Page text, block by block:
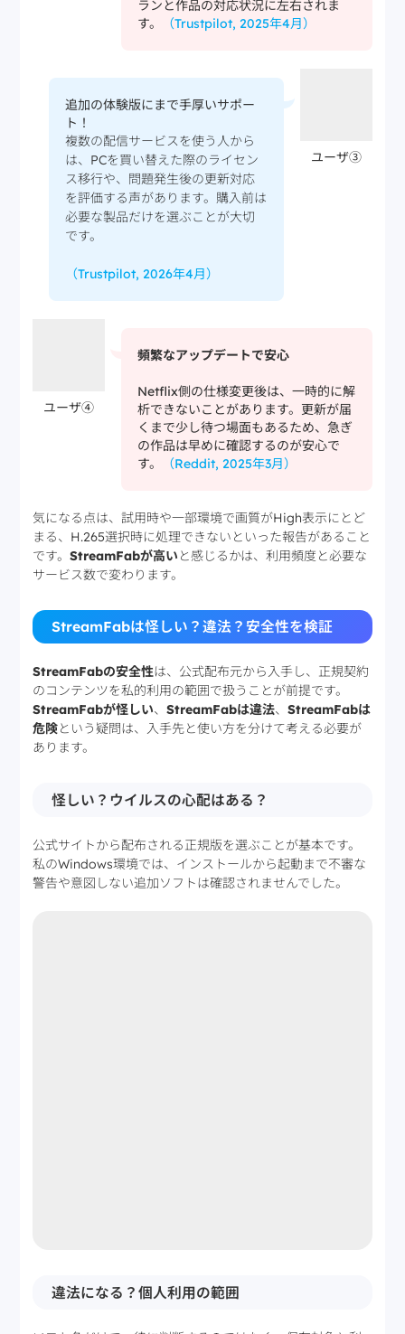
ランと作品の対応状況に左右されま
す。
（Trustpilot, 2025年4月）
ユーザ③
追加の体験版にまで手厚いサポー
ト！
複数の配信サービスを使う人から
は、PCを買い替えた際のライセン
ス移行や、問題発生後の更新対応
を評価する声があります。購入前は
必要な製品だけを選ぶことが大切
です。
（Trustpilot, 2026年4月）
ユーザ④
頻繁なアップデートで安心
Netflix側の仕様変更後は、一時的に解
析できないことがあります。更新が届
くまで少し待つ場面もあるため、急ぎ
の作品は早めに確認するのが安心で
す。
（Reddit, 2025年3月）
気になる点は、試用時や一部環境で画質がHigh表示にとど
まる、H.265選択時に処理できないといった報告があること
です。StreamFabが高い と感じるかは、利用頻度と必要な
サービス数で変わります。
StreamFabは怪しい？違法？安全性を検証
StreamFabの安全性は、公式配布元から入手し、正規契約
のコンテンツを私的利用の範囲で扱うことが前提です。
StreamFabが怪しい、StreamFabは違法、StreamFabは
危険という疑問は、入手先と使い方を分けて考える必要が
あります。
怪しい？ウイルスの心配はある？
公式サイトから配布される正規版を選ぶことが基本です。
私のWindows環境では、インストールから起動まで不審な
警告や意図しない追加ソフトは確認されませんでした。
違法になる？個人利用の範囲